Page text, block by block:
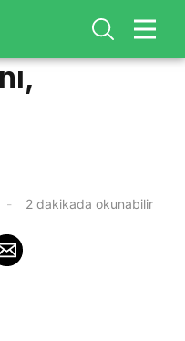
2 dakikada okunabilir